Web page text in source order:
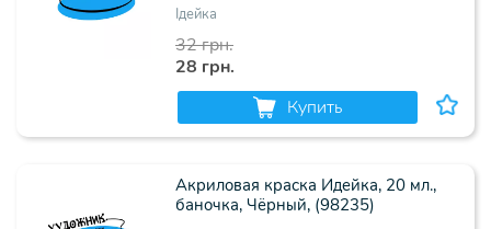
Ідейка
32 грн.
28 грн.
Купить
Акриловая краска Идейка, 20 мл.,
баночка, Чёрный, (98235)